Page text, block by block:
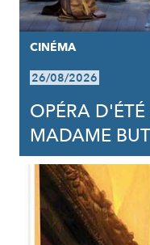
CINÉMA
26/08/2026
OPÉRA
MADAME